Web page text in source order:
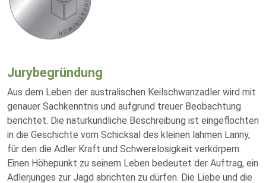
Jurybegründung
Aus dem Leben der australischen Keilschwanzadler wird mit
genauer Sachkenntnis und aufgrund treuer Beobachtung
berichtet. Die naturkundliche Beschreibung ist eingeflochten
in die Geschichte vom Schicksal des kleinen lahmen Lanny,
für den die Adler Kraft und Schwerelosigkeit verkörpern.
Einen Höhepunkt zu seinem Leben bedeutet der Auftrag, ein
Adlerjunges zur Jagd abrichten zu dürfen. Die Liebe und die